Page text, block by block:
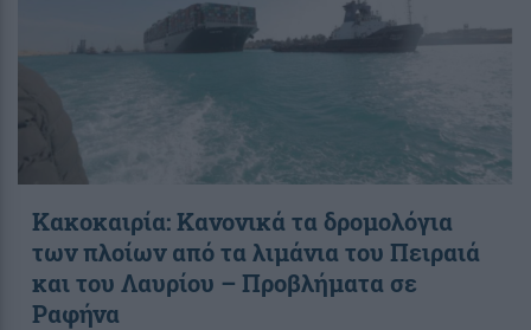
Κακοκαιρία: Κανονικά τα δρομολόγια
των πλοίων από τα λιμάνια του Πειραιά
και του Λαυρίου – Προβλήματα σε
Ραφήνα